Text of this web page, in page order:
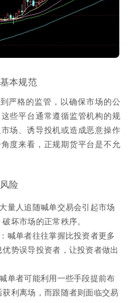
本规范
严格的监管，以确保市场的公
些平台通常遵循监管机构的规
场、诱导投机或造成恶意操作
度来看，正规期货平台是不允
险
量人追随喊单交易会引起市场
坏市场的正常秩序。
喊单者往往掌握比投资者更多
势误导投资者，让投资者做出
单者可能利用一些手段提前布
利离场，而跟随者则面临交易